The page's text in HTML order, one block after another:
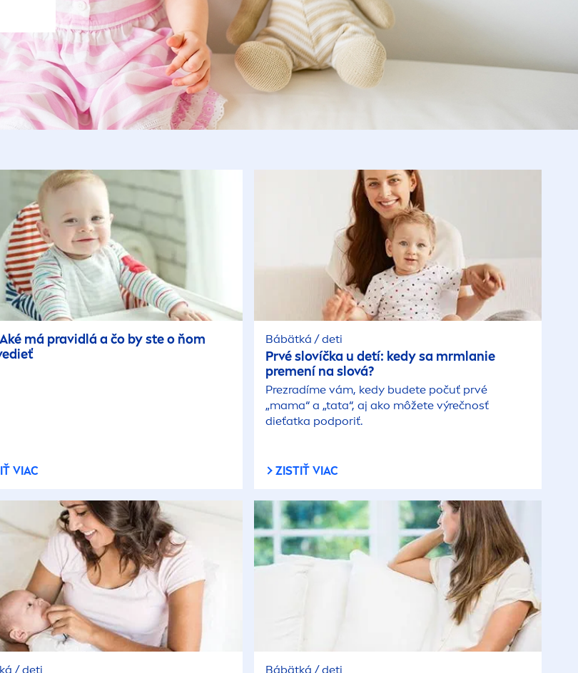
má pravidlá a čo by ste o ňom
VIAC
Bábätká / deti
Prvé slovíčka u detí: kedy sa mrmlanie
premení na slová?
Prezradíme vám, kedy budete počuť prvé
„mama“ a „tata“, aj ako môžete výrečnosť
dieťatka podporiť.
ZISTIŤ VIAC
/ deti Bábätká / deti